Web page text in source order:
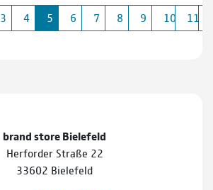
3 4 5 6 7 8 9 10 11
brand store Bielefeld
Herforder Straße 22
33602 Bielefeld